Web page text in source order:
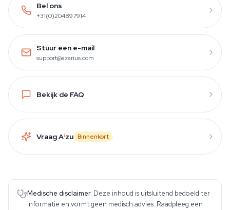
Bel ons
+31(0)204897914
Stuur een e-mail
support@azarius.com
Bekijk de FAQ
Vraag Aizu Binnenkort
Medische disclaimer. Deze inhoud is uitsluitend bedoeld ter
informatie en vormt geen medisch advies. Raadpleeg een